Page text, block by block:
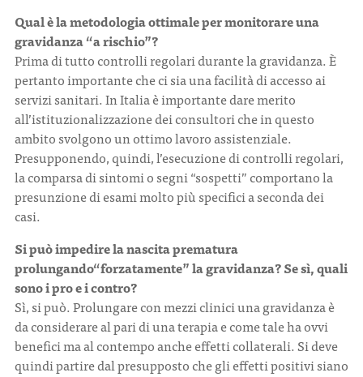
Qual è la metodologia ottimale per monitorare una
gravidanza “a rischio”?
Prima di tutto controlli regolari durante la gravidanza. È
pertanto importante che ci sia una facilità di accesso ai
servizi sanitari. In Italia è importante dare merito
all’istituzionalizzazione dei consultori che in questo
ambito svolgono un ottimo lavoro assistenziale.
Presupponendo, quindi, l’esecuzione di controlli regolari,
la comparsa di sintomi o segni “sospetti” comportano la
presunzione di esami molto più specifici a seconda dei
casi.
Si può impedire la nascita prematura
prolungando“forzatamente” la gravidanza? Se sì, quali
sono i pro e i contro?
Sì, si può. Prolungare con mezzi clinici una gravidanza è
da considerare al pari di una terapia e come tale ha ovvi
benefici ma al contempo anche effetti collaterali. Si deve
quindi partire dal presupposto che gli effetti positivi siano